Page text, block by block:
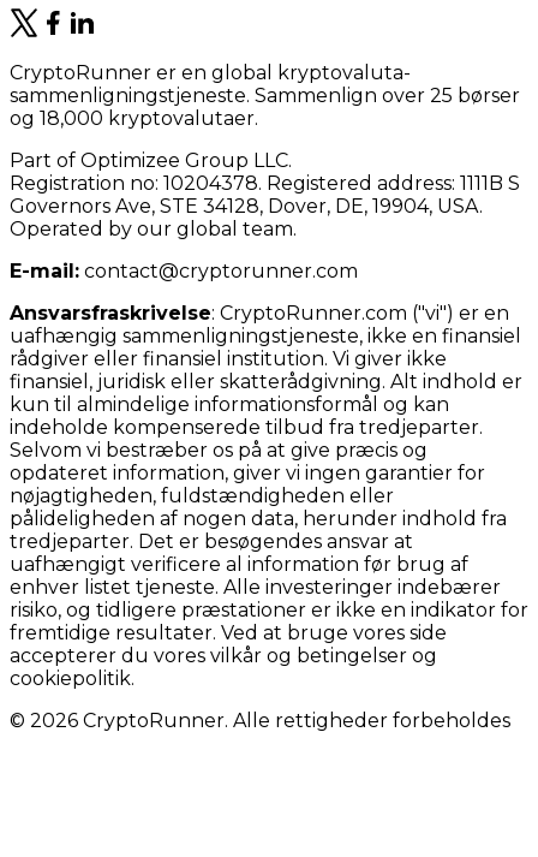
CryptoRunner er en global kryptovaluta-
sammenligningstjeneste. Sammenlign over 25 børser
og 18,000 kryptovalutaer.
Part of Optimizee Group LLC.
Registration no: 10204378. Registered address: 1111B S
Governors Ave, STE 34128, Dover, DE, 19904, USA.
Operated by our global team.
E-mail: contact@cryptorunner.com
Ansvarsfraskrivelse: CryptoRunner.com ("vi") er en
uafhængig sammenligningstjeneste, ikke en finansiel
rådgiver eller finansiel institution. Vi giver ikke
finansiel, juridisk eller skatterådgivning. Alt indhold er
kun til almindelige informationsformål og kan
indeholde kompenserede tilbud fra tredjeparter.
Selvom vi bestræber os på at give præcis og
opdateret information, giver vi ingen garantier for
nøjagtigheden, fuldstændigheden eller
pålideligheden af nogen data, herunder indhold fra
tredjeparter. Det er besøgendes ansvar at
uafhængigt verificere al information før brug af
enhver listet tjeneste. Alle investeringer indebærer
risiko, og tidligere præstationer er ikke en indikator for
fremtidige resultater. Ved at bruge vores side
accepterer du vores vilkår og betingelser og
cookiepolitik.
© 2026 CryptoRunner. Alle rettigheder forbeholdes